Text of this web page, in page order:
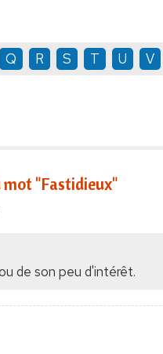
Q R S T U V
"Fastidieux"
de son peu d'intérêt.